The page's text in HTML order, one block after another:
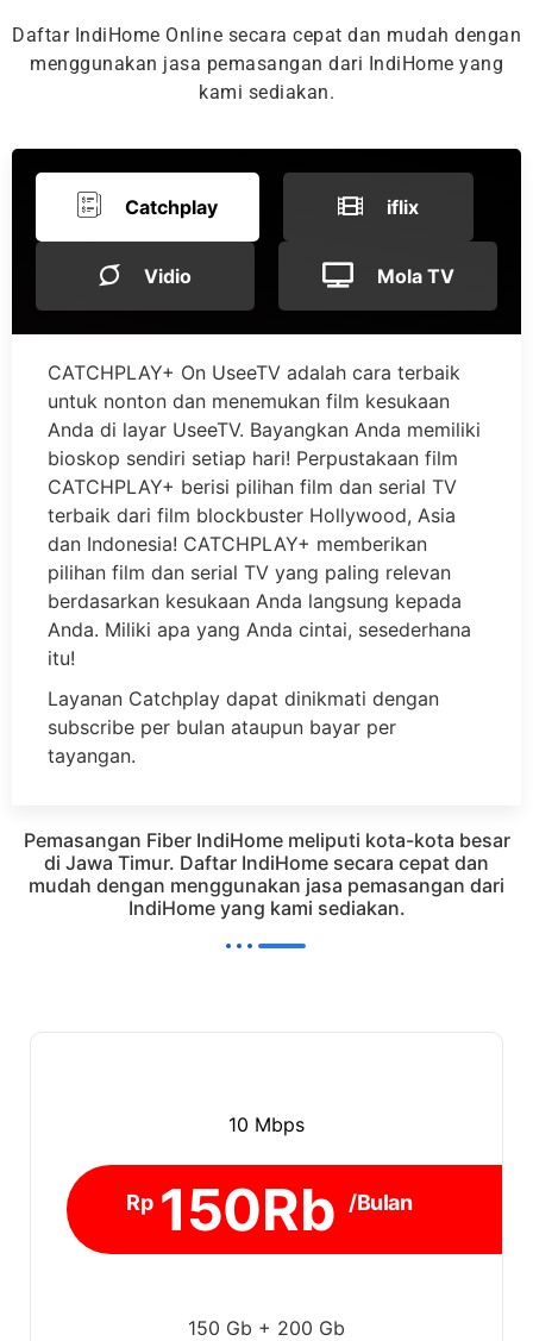
Daftar IndiHome Online secara cepat dan mudah dengan
menggunakan jasa pemasangan dari IndiHome yang
kami sediakan.
Catchplay iflix
Vidio Mola TV
CATCHPLAY+ On UseeTV adalah cara terbaik
untuk nonton dan menemukan film kesukaan
Anda di layar UseeTV. Bayangkan Anda memiliki
bioskop sendiri setiap hari! Perpustakaan film
CATCHPLAY+ berisi pilihan film dan serial TV
terbaik dari film blockbuster Hollywood, Asia
dan Indonesia! CATCHPLAY+ memberikan
pilihan film dan serial TV yang paling relevan
berdasarkan kesukaan Anda langsung kepada
Anda. Miliki apa yang Anda cintai, sesederhana
itu!
Layanan Catchplay dapat dinikmati dengan
subscribe per bulan ataupun bayar per
tayangan.
Pemasangan Fiber IndiHome meliputi kota-kota besar
di Jawa Timur. Daftar IndiHome secara cepat dan
mudah dengan menggunakan jasa pemasangan dari
IndiHome yang kami sediakan.
10 Mbps
Rp 150Rb /Bulan
150 Gb + 200 Gb